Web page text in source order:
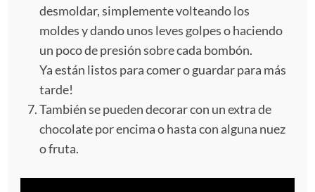
desmoldar, simplemente volteando los
moldes y dando unos leves golpes o haciendo
un poco de presión sobre cada bombón.
Ya están listos para comer o guardar para más
tarde!
También se pueden decorar con un extra de
chocolate por encima o hasta con alguna nuez
o fruta.